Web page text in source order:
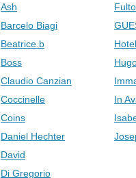
Ash
Barcelo Biagi
Beatrice.b
Boss
Claudio Canzian
Coccinelle
Coins
Daniel Hechter
David
Di Gregorio
In